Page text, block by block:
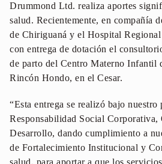
Drummond Ltd. realiza aportes
salud. Recientemente, en compañía
de Chiriguaná y el Hospital
con entrega de dotación el
de parto del Centro Materno Infantil
Rincón Hondo, en el Cesar.
“Esta entrega se realizó bajo nuestro
Responsabilidad Social Corporativa,
Desarrollo, dando cumplimiento a
de Fortalecimiento Institucional y